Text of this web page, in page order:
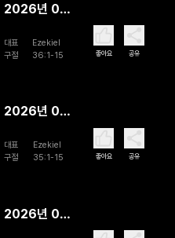
2026년 08
Zealous
대표
구절
Ezekiel
36:1-15
좋아요 공유
2026년 08
Hostility
대표
구절
Ezekiel
35:1-15
좋아요 공유
2026년 08